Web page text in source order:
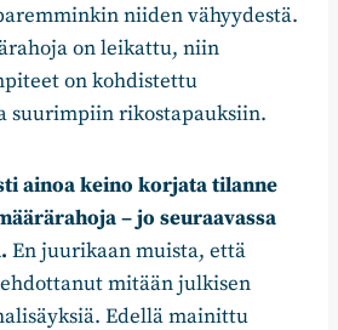
niiden vähyydestä.
on leikattu, niin
on kohdistettu
suurimpiin rikostapauksiin.
ainoa keino korjata tilanne
– jo seuraavassa
En juurikaan muista, että
mitään julkisen
Edellä mainittu